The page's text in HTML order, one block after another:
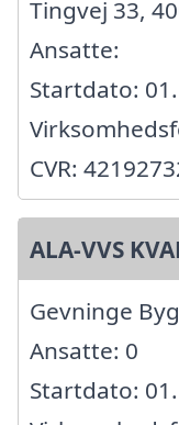
Tingvej 33,
Ansatte:
Startdato:
CVR:
ALA-VVS
Gevninge
Ansatte: 0
Startdato: